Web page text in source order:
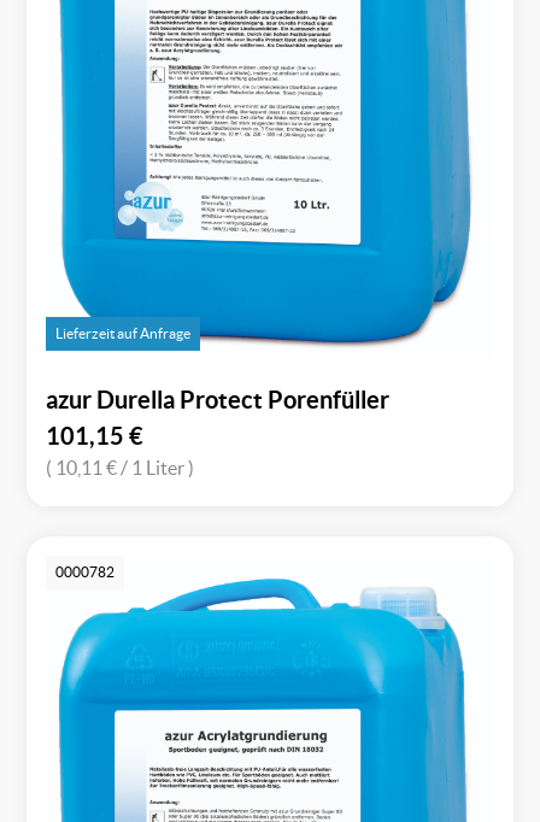
Lieferzeit auf Anfrage
azur Durella Protect Porenfüller
101,15 €
( 10,11 €/ 1 Liter )
0000782